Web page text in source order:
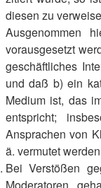
diesen zu
Ausgenommen
vorausgesetzt
geschäftliches
und daß b) ein
Medium ist, das
entspricht;
Ansprachen von
ä. vermutet
Bei Verstößen